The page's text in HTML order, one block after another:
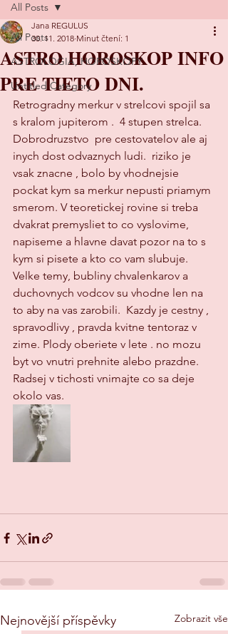
All Posts
ASTROLOGIA, HOROSKOPY
Untitled Category
All Posts
ASTRO HOROSKOP INFO
PRE TIETO DNI.
Jana REGULUS
30. 11. 2018 Minut čtení: 1
Retrogradny merkur v strelcovi spojil sa
s kralom jupiterom .  4 stupen strelca.
Dobrodruzstvo  pre cestovatelov ale aj
inych dost odvaznych ludi.  riziko je
vsak znacne , bolo by vhodnejsie
pockat kym sa merkur nepusti priamym
smerom. V teoretickej rovine si treba
dvakrat premysliet to co vyslovime,
napiseme a hlavne davat pozor na to s
kym si pisete a kto co vam slubuje.
Velke temy, bubliny chvalenkarov a
duchovnych vodcov su vhodne len na
to aby na vas zarobili.  Kazdy je cestny ,
spravodlivy , pravda kvitne tentoraz v
zime. Plody oberiete v lete . no mozu
byt vo vnutri prehnite alebo prazdne.
Radsej v tichosti vnimajte co sa deje
okolo vas.
Nejnovější příspěvky Zobrazit vše